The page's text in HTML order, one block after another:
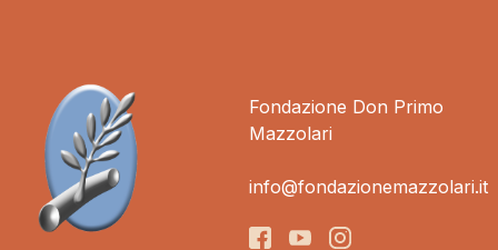
Fondazione Don Primo
Mazzolari
info@fondazionemazzolari.it